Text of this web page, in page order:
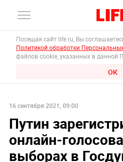
Посещая сайт life.ru, Вы
Политикой обработки
файлов cookie, указанных в данной
ОК
16 сентября 2021, 09:00
Путин
онлайн-
выборах в